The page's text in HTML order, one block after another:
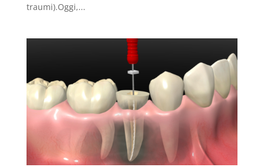
traumi).Oggi,...